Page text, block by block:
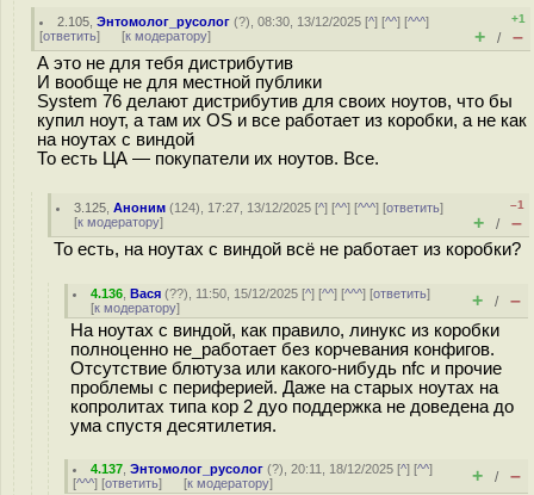
2.105 ,Энтомолог_русолог (?), 08:30, 13/12/2025 [^] [^^] [^^^]
[ответить] [к модератору]
+1
+ / –
А это не для тебя дистрибутив
И вообще не для местной публики
System 76 делают дистрибутив для своих ноутов, что бы
купил ноут, а там их OS и все работает из коробки, а не как
на ноутах с виндой
То есть ЦА — покупатели их ноутов. Все.
3.125 ,Аноним (124), 17:27, 13/12/2025 [^] [^^] [^^^] [ответить]
[к модератору]
–1
+ / –
То есть, на ноутах с виндой всё не работает из коробки?
4.136 ,Вася (??), 11:50, 15/12/2025 [^] [^^] [^^^] [ответить]
[к модератору] + / –
На ноутах с виндой, как правило, линукс из коробки
полноценно не_работает без корчевания конфигов.
Отсутствие блютуза или какого-нибудь nfc и прочие
проблемы с периферией. Даже на старых ноутах на
копролитах типа кор 2 дуо поддержка не доведена до
ума спустя десятилетия.
4.137 ,Энтомолог_русолог (?), 20:11, 18/12/2025 [^] [^^]
[^^^] [ответить] [к модератору] + / –